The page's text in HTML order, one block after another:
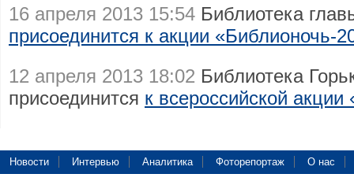
16 апреля 2013 15:54 Библиотека
присоединится к акции «Библионочь-
12 апреля 2013 18:02 Библиотека
присоединится к всероссийской
Новости Интервью Аналитика Фоторепортаж О нас